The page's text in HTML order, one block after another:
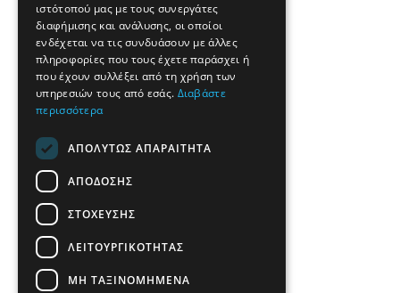
ιστότοπού μας με τους συνεργάτες
διαφήμισης και ανάλυσης, οι οποίοι
ενδέχεται να τις συνδυάσουν με άλλες
πληροφορίες που τους έχετε παράσχει ή
που έχουν συλλέξει από τη χρήση των
υπηρεσιών τους από εσάς. Διαβάστε
περισσότερα
ΑΠΟΛΎΤΩΣ ΑΠΑΡΑΊΤΗΤΑ
ΑΠΌΔΟΣΗΣ
ΣΤΌΧΕΥΣΗΣ
ΛΕΙΤΟΥΡΓΙΚΌΤΗΤΑΣ
ΜΗ ΤΑΞΙΝΟΜΗΜΈΝΑ